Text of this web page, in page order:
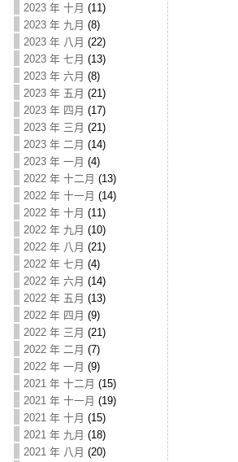
2023 年 十月 (11)
2023 年 九月 (8)
2023 年 八月 (22)
2023 年 七月 (13)
2023 年 六月 (8)
2023 年 五月 (21)
2023 年 四月 (17)
2023 年 三月 (21)
2023 年 二月 (14)
2023 年 一月 (4)
2022 年 十二月 (13)
2022 年 十一月 (14)
2022 年 十月 (11)
2022 年 九月 (10)
2022 年 八月 (21)
2022 年 七月 (4)
2022 年 六月 (14)
2022 年 五月 (13)
2022 年 四月 (9)
2022 年 三月 (21)
2022 年 二月 (7)
2022 年 一月 (9)
2021 年 十二月 (15)
2021 年 十一月 (19)
2021 年 十月 (15)
2021 年 九月 (18)
2021 年 八月 (20)